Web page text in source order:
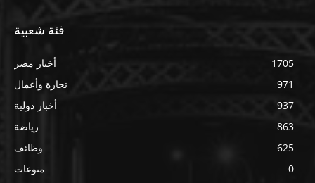
فئة شعبية
أخبار مصر
1705
تجارة وأعمال
971
أخبار دولية
937
رياضة
863
وظائف
625
منوعات
0